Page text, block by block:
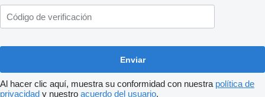
Al hacer clic aquí, muestra su conformidad con nuestra política de
privacidad y nuestro acuerdo del usuario.